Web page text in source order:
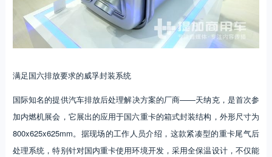
满足国六排放要求的威孚封装系统
国际知名的提供汽车排放后处理解决方案的厂商——天纳克，是首次参
加内燃机展会，它展出的应用于国六重卡的箱式封装结构，外形尺寸为
800x625x625mm。据现场的工作人员介绍，这款紧凑型的重卡尾气后
处理系统，特别针对国内重卡使用环境开发，采用全保温设计，不仅能